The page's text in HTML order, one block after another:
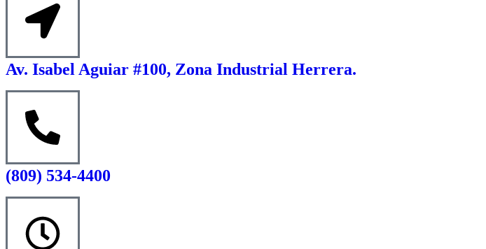
Av. Isabel Aguiar #100, Zona Industrial Herrera.
(809) 534-4400